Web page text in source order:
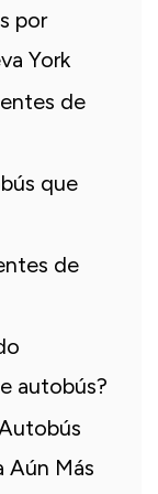
por
York
de
que
de
autobús?
Aún Más